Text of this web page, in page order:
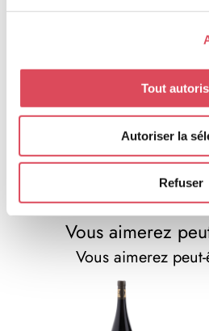
Tout
Autoriser la
Refuser
L’art de sublimer
Domaine
Vous aimerez
Vous aimerez